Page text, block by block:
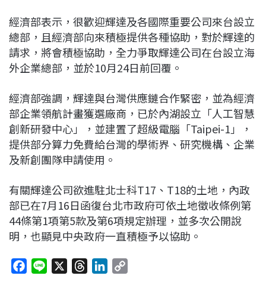
經濟部表示，很歡迎輝達及各國際重要公司來台設立
總部，且經濟部向來積極提供各種協助，對於輝達的
請求，將會積極協助，全力爭取輝達公司在台設立海
外企業總部，並於10月24日前回覆。
經濟部強調，輝達與台灣供應鏈合作緊密，並為經濟
部企業領航計畫獲選廠商，已於內湖設立「人工智慧
創新研發中心」，並建置了超級電腦「Taipei-1」，
提供部分算力免費給台灣的學術界、研究機構、企業
及新創團隊申請使用。
有關輝達公司欲進駐北士科T17、T18的土地，內政
部已在7月16日函復台北市政府可依土地徵收條例第
44條第1項第5款及第6項規定辦理，並多次公開說
明，也顯見中央政府一直積極予以協助。